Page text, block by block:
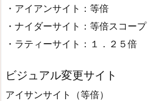
・アイアンサイト：等倍
・ナイダーサイト：等倍スコープ
・ラティーサイト：１．２５倍
ビジュアル変更サイト
アイサンサイト（等倍）